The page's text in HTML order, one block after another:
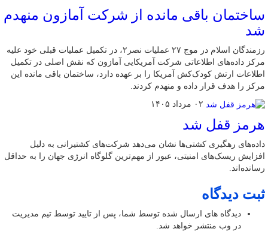
ساختمان باقی مانده از شرکت آمازون منهدم
شد
رزمندگان اسلام در موج ۲۷ عملیات نصر۲، در تکمیل عملیات قبلی خود علیه
مرکز داده‌های اطلاعاتی شرکت آمریکایی آمازون که نقش اصلی در تکمیل
اطلاعات ارتش کودک‌کش آمریکا را بر عهده دارد، ساختمان باقی مانده این
مرکز را هدف قرار داده و منهدم کردند.
۰۲ مرداد ۱۴۰۵
هرمز قفل شد
داده‌های رهگیری کشتی‌ها نشان می‌دهد شرکت‌های کشتیرانی به دلیل
افزایش ریسک‌های امنیتی، عبور از مهم‌ترین گلوگاه انرژی جهان را به حداقل
رسانده‌اند.
ثبت دیدگاه
دیدگاه های ارسال شده توسط شما، پس از تایید توسط تیم مدیریت
در وب منتشر خواهد شد.